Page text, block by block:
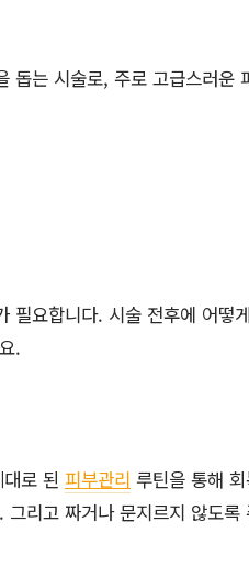
돕는 시술로, 주로 고급스러운
필요합니다. 시술 전후에 어떻
.
로 된 피부관리 루틴을 통해
리고 짜거나 문지르지 않도록